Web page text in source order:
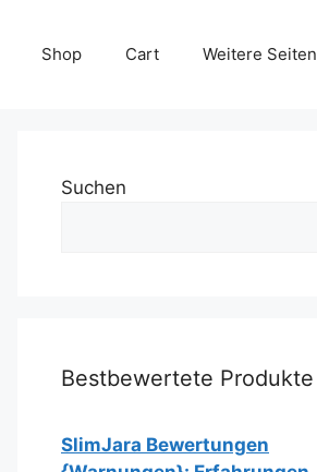
Shop Cart Weitere Seiten
Suchen
Bestbewertete Produkte
SlimJara Bewertungen